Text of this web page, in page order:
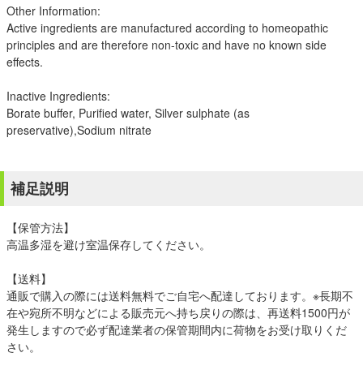
Other Information:
Active ingredients are manufactured according to homeopathic
principles and are therefore non-toxic and have no known side
effects.
Inactive Ingredients:
Borate buffer, Purified water, Silver sulphate (as
preservative),Sodium nitrate
補足説明
【保管方法】
高温多湿を避け室温保存してください。
【送料】
通販で購入の際には送料無料でご自宅へ配達しております。※長期不
在や宛所不明などによる販売元へ持ち戻りの際は、再送料1500円が
発生しますので必ず配達業者の保管期間内に荷物をお受け取りくだ
さい。